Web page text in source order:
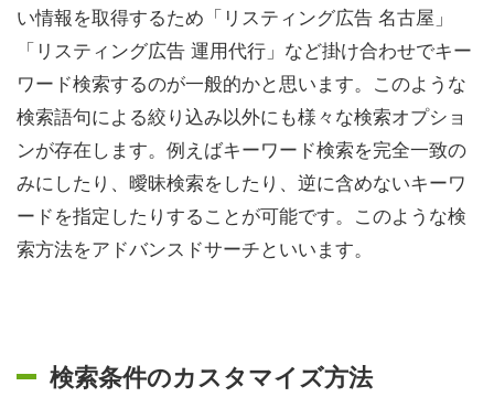
い情報を取得するため「リスティング広告 名古屋」
「リスティング広告 運用代行」など掛け合わせでキー
ワード検索するのが一般的かと思います。このような
検索語句による絞り込み以外にも様々な検索オプショ
ンが存在します。例えばキーワード検索を完全一致の
みにしたり、曖昧検索をしたり、逆に含めないキーワ
ードを指定したりすることが可能です。このような検
索方法をアドバンスドサーチといいます。
検索条件のカスタマイズ方法